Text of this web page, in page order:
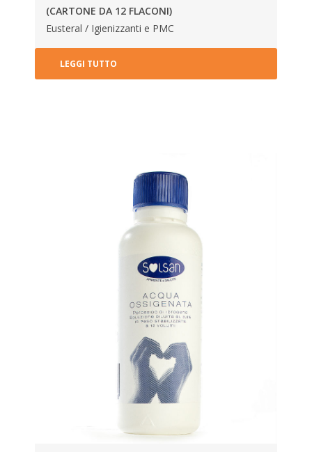
(CARTONE DA 12 FLACONI)
Eusteral / Igienizzanti e PMC
LEGGI TUTTO